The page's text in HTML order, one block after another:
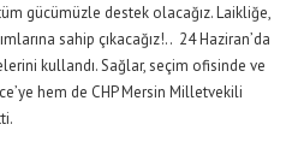
gücümüzle destek olacağız. Laikliğe,
sahip çıkacağız!.. 24 Haziran’da
kullandı. Sağlar, seçim ofisinde ve
hem de CHP Mersin Milletvekili